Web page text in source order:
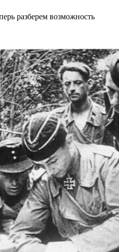
разберем возможность